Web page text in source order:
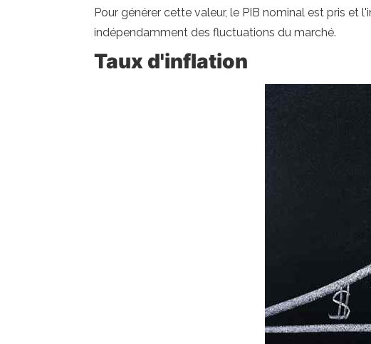
Pour générer cette valeur, le PIB nominal est pris
indépendamment des fluctuations du marché.
Taux d'inflation